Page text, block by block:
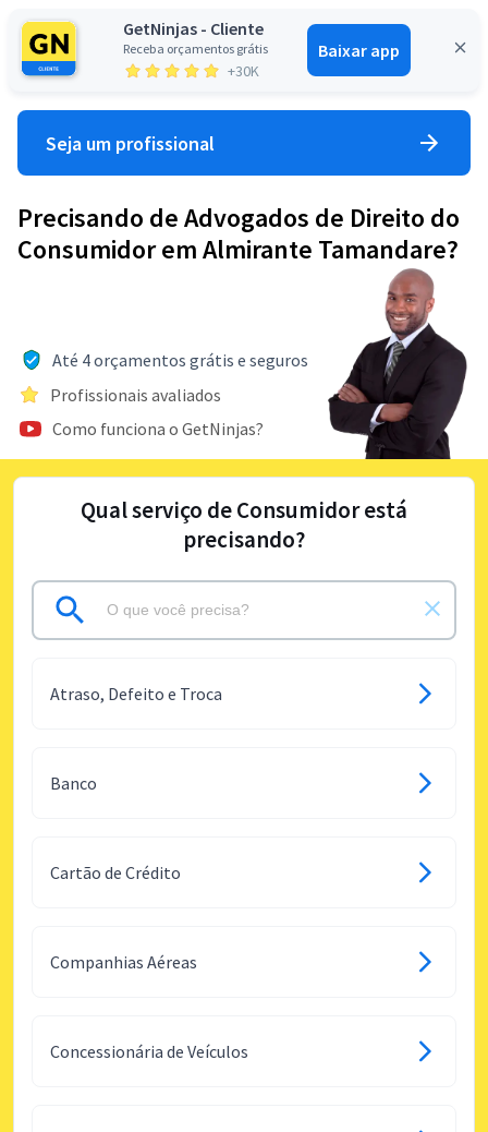
GetNinjas - Cliente
Receba orçamentos grátis
+30K
Baixar app
Entrar
Seja um profissional
Precisando de Advogados de Direito do
Consumidor em Almirante Tamandare?
Até 4 orçamentos grátis e seguros
Profissionais avaliados
Como funciona o GetNinjas?
Qual serviço de Consumidor está
precisando?
Atraso, Defeito e Troca
Banco
Cartão de Crédito
Companhias Aéreas
Concessionária de Veículos